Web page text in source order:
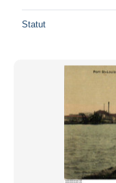
Statut